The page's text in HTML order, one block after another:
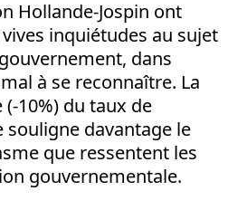
Hollande-Jospin ont
inquiétudes au sujet
dans
à se reconnaître. La
10%) du taux de
davantage le
que ressentent les
gouvernementale.